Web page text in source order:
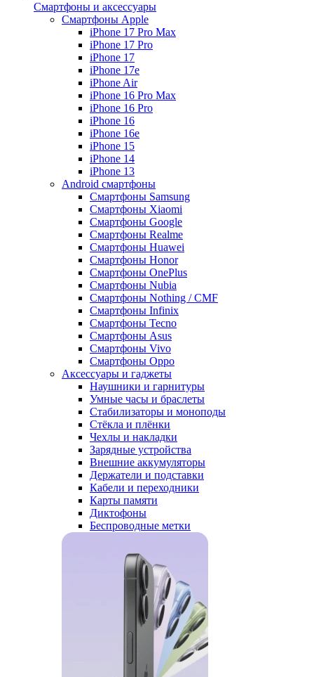
Смартфоны и аксессуары
Смартфоны Apple
iPhone 17 Pro Max
iPhone 17 Pro
iPhone 17
iPhone 17e
iPhone Air
iPhone 16 Pro Max
iPhone 16 Pro
iPhone 16
iPhone 16e
iPhone 15
iPhone 14
iPhone 13
Android cмартфоны
Смартфоны Samsung
Смартфоны Xiaomi
Смартфоны Google
Смартфоны Realme
Смартфоны Huawei
Смартфоны Honor
Смартфоны OnePlus
Смартфоны Nubia
Смартфоны Nothing / CMF
Смартфоны Infinix
Смартфоны Tecno
Смартфоны Asus
Смартфоны Vivo
Смартфоны Oppo
Аксессуары и гаджеты
Наушники и гарнитуры
Умные часы и браслеты
Стабилизаторы и моноподы
Стёкла и плёнки
Чехлы и накладки
Зарядные устройства
Внешние аккумуляторы
Держатели и подставки
Кабели и переходники
Карты памяти
Диктофоны
Беспроводные метки